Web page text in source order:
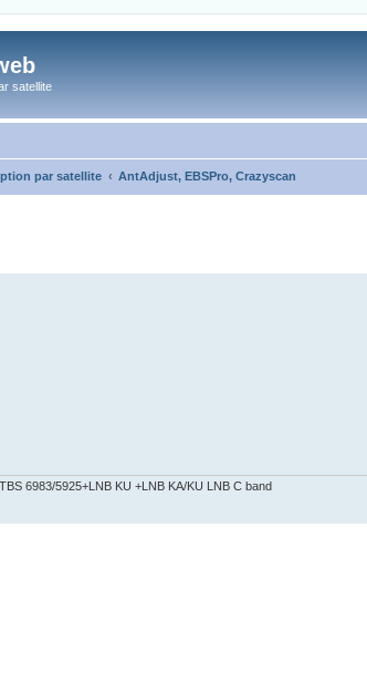
satellite
par satellite AntAdjust, EBSPro, Crazyscan
6983/5925+LNB KU +LNB KA/KU LNB C band